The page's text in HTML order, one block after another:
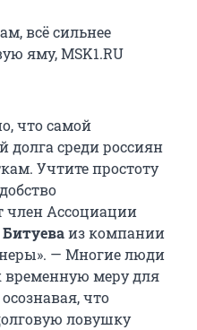
всё сильнее
яму, MSK1.RU
что самой
долга среди россиян
Учтите простоту
член Ассоциации
из компании
— Многие люди
временную меру для
что
ловушку